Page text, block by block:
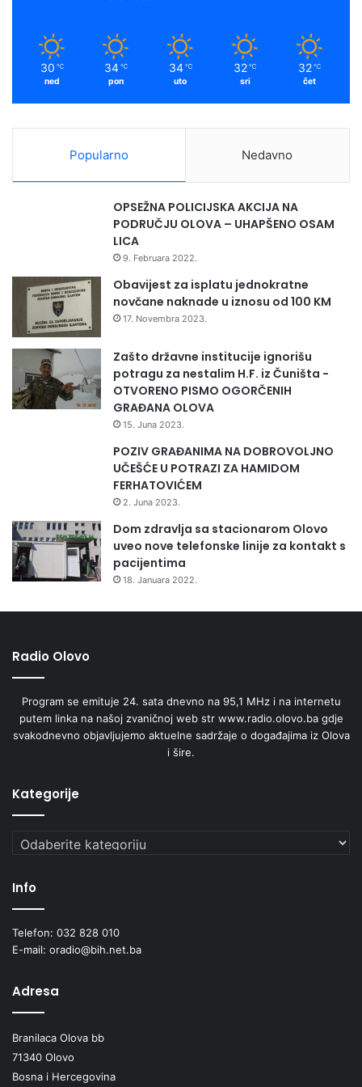
Institut za zdravlje i sigurnost hrane Zenica
30 ℃
ned
34 ℃
pon
34 ℃
uto
32 ℃
sri
32 ℃
čet
Popularno Nedavno
OPSEŽNA POLICIJSKA AKCIJA NA
PODRUČJU OLOVA – UHAPŠENO OSAM
LICA
9. Februara 2022.
Obavijest za isplatu jednokratne
novčane naknade u iznosu od 100 KM
17. Novembra 2023.
Zašto državne institucije ignorišu
potragu za nestalim H.F. iz Čuništa -
OTVORENO PISMO OGORČENIH
GRAĐANA OLOVA
15. Juna 2023.
POZIV GRAĐANIMA NA DOBROVOLJNO
UČEŠĆE U POTRAZI ZA HAMIDOM
FERHATOVIĆEM
2. Juna 2023.
Dom zdravlja sa stacionarom Olovo
uveo nove telefonske linije za kontakt s
pacijentima
18. Januara 2022.
Radio Olovo
Program se emituje 24. sata dnevno na 95,1 MHz i na internetu
putem linka na našoj zvaničnoj web str www.radio.olovo.ba gdje
svakodnevno objavljujemo aktuelne sadržaje o događajima iz Olova
i šire.
Kategorije
Kategorije
Info
Telefon: 032 828 010
E-mail: oradio@bih.net.ba
Adresa
Branilaca Olova bb
71340 Olovo
Bosna i Hercegovina